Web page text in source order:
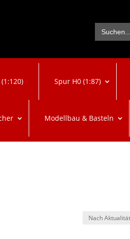
Search
for:
Spur H0 (1:87)
Modellbau & Basteln